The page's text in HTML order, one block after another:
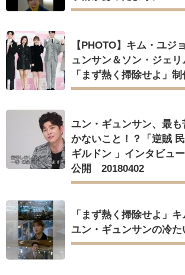
【PHOTO】キム・ユジ
ュンサン＆ソン・ジェ
「まず熱く掃除せよ」
ユン・ギュンサン、最
かないこと！？「逆賊
ギルドン 」インタビュ
公開 20180402
「まず熱く掃除せよ」キ
ユン・ギュンサンの冷た